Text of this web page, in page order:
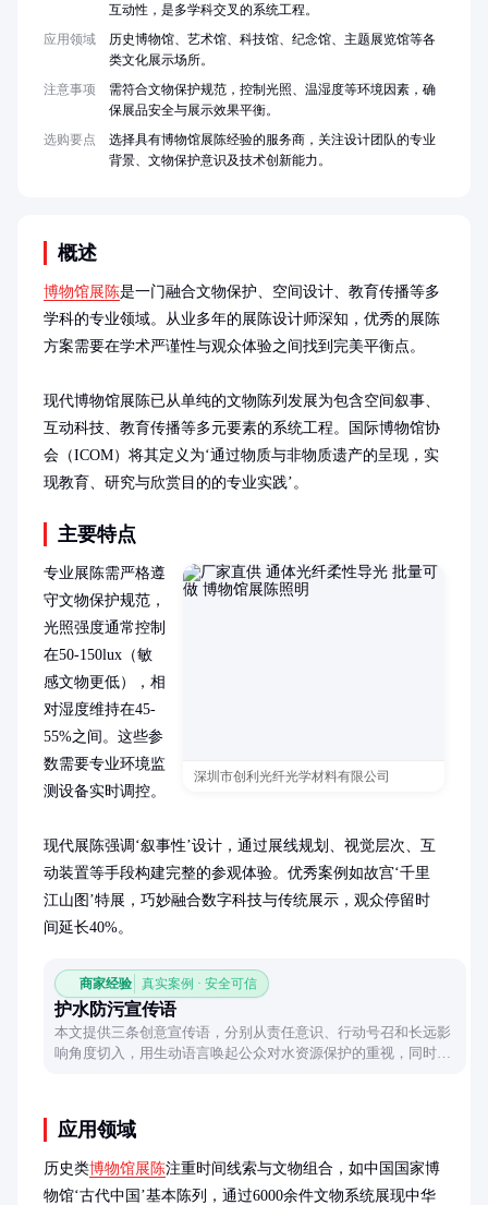
概述
博物馆展陈是一门融合文物保护、空间设计、教育传播等多
学科的专业领域。从业多年的展陈设计师深知，优秀的展陈
方案需要在学术严谨性与观众体验之间找到完美平衡点。
现代博物馆展陈已从单纯的文物陈列发展为包含空间叙事、
互动科技、教育传播等多元要素的系统工程。国际博物馆协
会（ICOM）将其定义为‘通过物质与非物质遗产的呈现，实
现教育、研究与欣赏目的的专业实践’。
主要特点
深圳市创利光纤光学材料有限公司
专业展陈需严格遵
守文物保护规范，
光照强度通常控制
在50-150lux（敏
感文物更低），相
对湿度维持在45-
55%之间。这些参
数需要专业环境监
测设备实时调控。
现代展陈强调‘叙事性’设计，通过展线规划、视觉层次、互
动装置等手段构建完整的参观体验。优秀案例如故宫‘千里
江山图’特展，巧妙融合数字科技与传统展示，观众停留时
间延长40%。
商家经验 真实案例 · 安全可信
护水防污宣传语
本文提供三条创意宣传语，分别从责任意识、行动号召和长远影
响角度切入，用生动语言唤起公众对水资源保护的重视，同时解
应用领域
历史类博物馆展陈注重时间线索与文物组合，如中国国家博
物馆‘古代中国’基本陈列，通过6000余件文物系统展现中华
互动性，是多学科交叉的系统工程。
应用领域
历史博物馆、艺术馆、科技馆、纪念馆、主题展览馆等各
类文化展示场所。
注意事项
需符合文物保护规范，控制光照、温湿度等环境因素，确
保展品安全与展示效果平衡。
选购要点
选择具有博物馆展陈经验的服务商，关注设计团队的专业
背景、文物保护意识及技术创新能力。